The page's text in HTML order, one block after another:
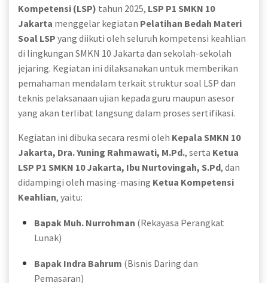
Kompetensi (LSP) tahun 2025, LSP P1 SMKN 10
Jakarta menggelar kegiatan Pelatihan Bedah Materi
Soal LSP yang diikuti oleh seluruh kompetensi keahlian
di lingkungan SMKN 10 Jakarta dan sekolah-sekolah
jejaring. Kegiatan ini dilaksanakan untuk memberikan
pemahaman mendalam terkait struktur soal LSP dan
teknis pelaksanaan ujian kepada guru maupun asesor
yang akan terlibat langsung dalam proses sertifikasi.
Kegiatan ini dibuka secara resmi oleh Kepala SMKN 10
Jakarta, Dra. Yuning Rahmawati, M.Pd., serta Ketua
LSP P1 SMKN 10 Jakarta, Ibu Nurtovingah, S.Pd, dan
didampingi oleh masing-masing Ketua Kompetensi
Keahlian, yaitu:
Bapak Muh. Nurrohman (Rekayasa Perangkat
Lunak)
Bapak Indra Bahrum (Bisnis Daring dan
Pemasaran)